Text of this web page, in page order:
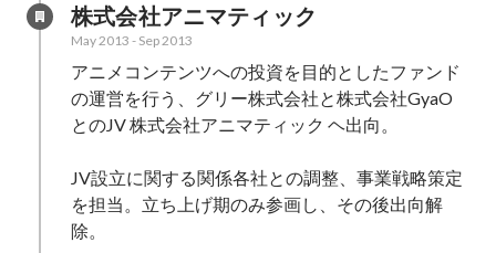
株式会社アニマティック
May 2013 - Sep 2013
アニメコンテンツへの投資を目的としたファンド
の運営を行う、グリー株式会社と株式会社GyaO
とのJV 株式会社アニマティック ヘ出向。
JV設立に関する関係各社との調整、事業戦略策定
を担当。立ち上げ期のみ参画し、その後出向解
除。